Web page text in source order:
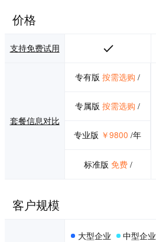
价格
支持免费试用
套餐信息对比
专有版 按需选购 /
专属版 按需选购 /
专业版 ￥9800 /年
标准版 免费/
客户规模
大型企业 中型企业